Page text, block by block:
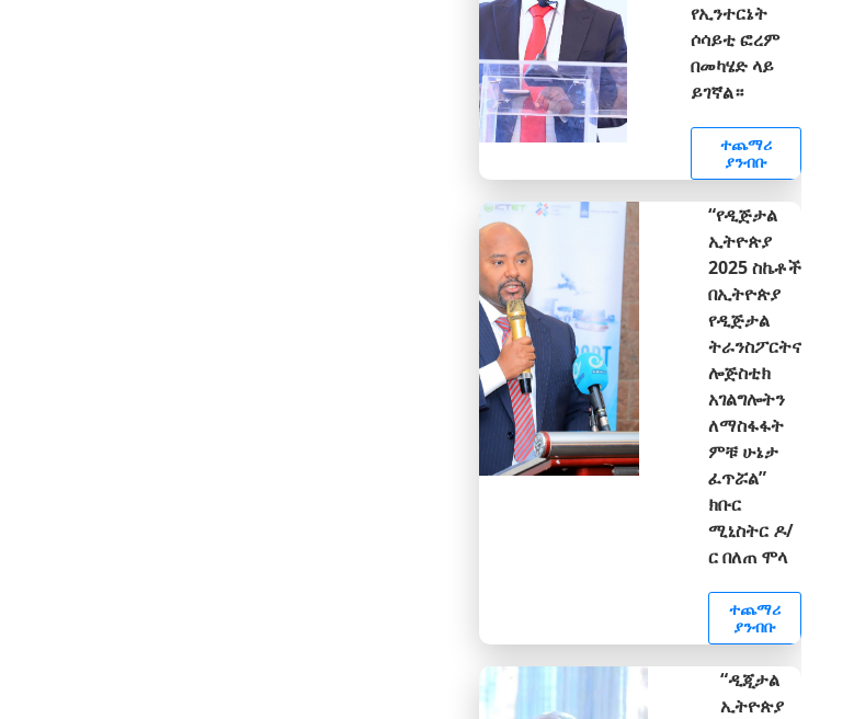
የኢንተርኔት
ሶሳይቲ ፎረም
በመካሄድ ላይ
ይገኛል።
ተጨማሪ
ያንብቡ
“የዲጅታል
ኢትዮጵያ
2025 ስኬቶች
በኢትዮጵያ
የዲጅታል
ትራንስፖርትና
ሎጅስቲክ
አገልግሎትን
ለማስፋፋት
ምቹ ሁኔታ
ፈጥሯል”
ክቡር
ሚኒስትር ዶ/
ር በለጠ ሞላ
ተጨማሪ
ያንብቡ
“ዲጂታል
ኢትዮጵያ